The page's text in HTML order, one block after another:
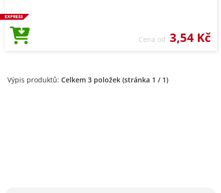
Cena od 3,54 Kč
Výpis produktů: Celkem 3 položek (stránka 1 / 1)